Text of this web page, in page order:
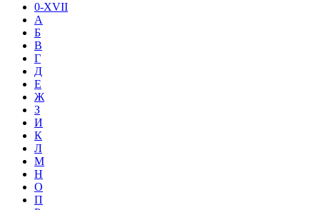
0-XVII
А
Б
В
Г
Д
Е
Ж
З
И
К
Л
М
Н
О
П